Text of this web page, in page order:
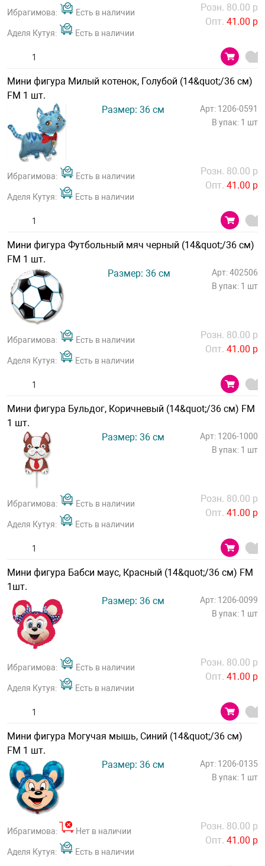
Ибрагимова: Есть в наличии
Аделя Кутуя: Есть в наличии
Розн. 80.00 р
Опт. 41.00 р
Мини фигура Милый котенок, Голубой (14&quot;/36 см)
FM 1 шт.
Размер: 36 см
Арт: 1206-0591
В упак: 1 шт
Ибрагимова: Есть в наличии
Аделя Кутуя: Есть в наличии
Розн. 80.00 р
Опт. 41.00 р
Мини фигура Футбольный мяч черный (14&quot;/36 см)
FM 1 шт.
Размер: 36 см
Арт: 402506
В упак: 1 шт
Ибрагимова: Есть в наличии
Аделя Кутуя: Есть в наличии
Розн. 80.00 р
Опт. 41.00 р
Мини фигура Бульдог, Коричневый (14&quot;/36 см) FM
1 шт.
Размер: 36 см
Арт: 1206-1000
В упак: 1 шт
Ибрагимова: Есть в наличии
Аделя Кутуя: Есть в наличии
Розн. 80.00 р
Опт. 41.00 р
Мини фигура Бабси маус, Красный (14&quot;/36 см) FM
1шт.
Размер: 36 см
Арт: 1206-0099
В упак: 1 шт
Ибрагимова: Есть в наличии
Аделя Кутуя: Есть в наличии
Розн. 80.00 р
Опт. 41.00 р
Мини фигура Могучая мышь, Синий (14&quot;/36 см)
FM 1 шт.
Размер: 36 см
Арт: 1206-0135
В упак: 1 шт
Ибрагимова: Нет в наличии
Аделя Кутуя: Есть в наличии
Розн. 80.00 р
Опт. 41.00 р